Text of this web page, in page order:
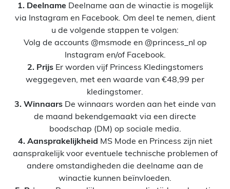
1. Deelname Deelname aan de winactie is mogelijk
via Instagram en Facebook. Om deel te nemen, dient
u de volgende stappen te volgen:
Volg de accounts @msmode en @princess_nl op
Instagram en/of Facebook.
2. PrijsEr worden vijf Princess Kledingstomers
weggegeven, met een waarde van €48,99 per
kledingstomer.
3. Winnaars De winnaars worden aan het einde van
de maand bekendgemaakt via een directe
boodschap (DM) op sociale media.
4. Aansprakelijkheid MS Mode en Princess zijn niet
aansprakelijk voor eventuele technische problemen of
andere omstandigheden die deelname aan de
winactie kunnen beïnvloeden.